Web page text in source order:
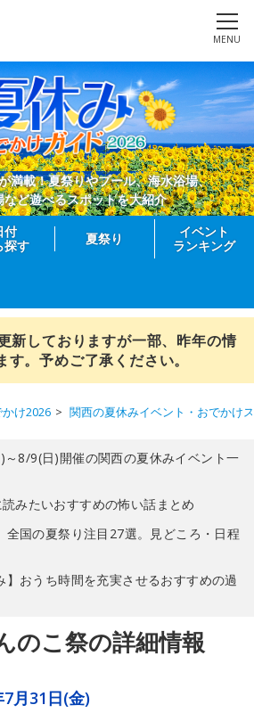
MENU
満載！夏祭りやプール、海水浴場、
など遊べるスポットを大紹介
付
探す
夏祭り
イベント
ランキング
新しておりますが一部、昨年の情
す。予めご了承ください。
け2026 関西の夏休みイベント・おでかけ
～8/9(日)開催の関西の夏休みイベント一
読みたいおすすめの怖い話まとめ
全国の夏祭り注目27選。見どころ・日程
】おうち時間を充実させるおすすめの過
のこ祭の詳細情報
7月31日(金)